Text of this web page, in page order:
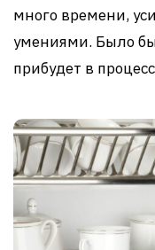
много времени,
умениями. Было
прибудет в